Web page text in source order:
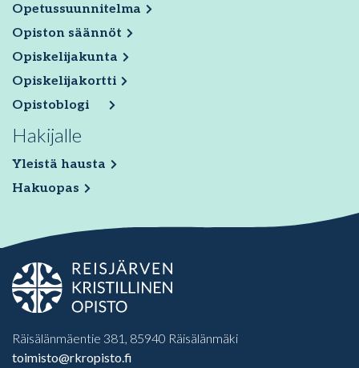
Opetussuunnitelma
Opiston säännöt
Opiskelijakunta
Opiskelijakortti
Opistoblogi
Hakijalle
Yleistä hausta
Hakuopas
Räisälänmäentie 381, 85940 Räisälänmäki
toimisto@rkropisto.fi